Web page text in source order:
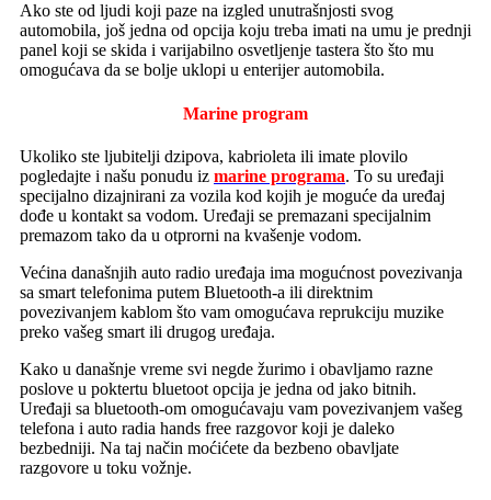
Ako ste od ljudi koji paze na izgled unutrašnjosti svog
automobila, još jedna od opcija koju treba imati na umu je prednji
panel koji se skida i varijabilno osvetljenje tastera što što mu
omogućava da se bolje uklopi u enterijer automobila.
Marine program
Ukoliko ste ljubitelji dzipova, kabrioleta ili imate plovilo
pogledajte i našu ponudu iz marine programa. To su uređaji
specijalno dizajnirani za vozila kod kojih je moguće da uređaj
dođe u kontakt sa vodom. Uređaji se premazani specijalnim
premazom tako da u otprorni na kvašenje vodom.
Većina današnjih auto radio uređaja ima mogućnost povezivanja
sa smart telefonima putem Bluetooth-a ili direktnim
povezivanjem kablom što vam omogućava reprukciju muzike
preko vašeg smart ili drugog uređaja.
Kako u današnje vreme svi negde žurimo i obavljamo razne
poslove u poktertu bluetoot opcija je jedna od jako bitnih.
Uređaji sa bluetooth-om omogućavaju vam povezivanjem vašeg
telefona i auto radia hands free razgovor koji je daleko
bezbedniji. Na taj način moćićete da bezbeno obavljate
razgovore u toku vožnje.